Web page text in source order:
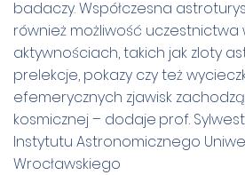
badaczy. Współczesna
również możliwość
aktywnościach, takich jak zloty
prelekcje, pokazy czy też
efemerycznych zjawisk
kosmicznej – dodaje prof.
Instytutu Astronomicznego
Wrocławskiego